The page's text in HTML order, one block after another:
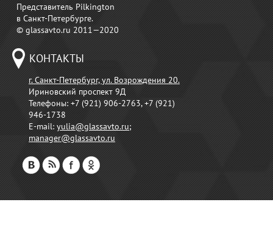
Представитель Pilkington
в Санкт-Петербурге.
© glassavto.ru 2011—2020
КОНТАКТЫ
г. Санкт-Петербург, ул. Возрождения 20.
Ириновский проспект 9Д
Телефоны:+7 (921) 906-2763, +7 (921)
946-1738
E-mail:yulia@glassavto.ru;
manager@glassavto.ru